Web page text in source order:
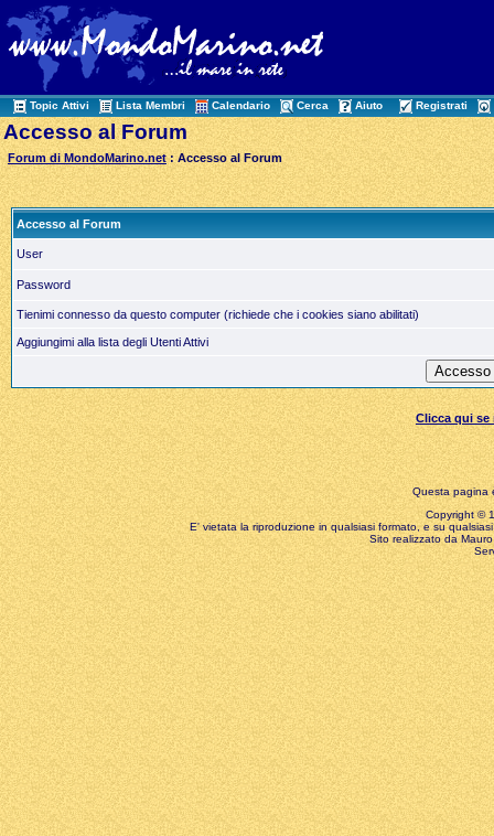
Topic Attivi Lista Membri Calendario Cerca Aiuto Registrati
Accesso al Forum
Forum di MondoMarino.net : Accesso al Forum
Accesso al Forum
User
Password
Tienimi connesso da questo computer (richiede che i cookies siano abilitati)
Aggiungimi alla lista degli Utenti Attivi
Clicca qui se
Questa pagina
Copyright ©
E' vietata la riproduzione in qualsiasi formato, e su
Sito realizzato da